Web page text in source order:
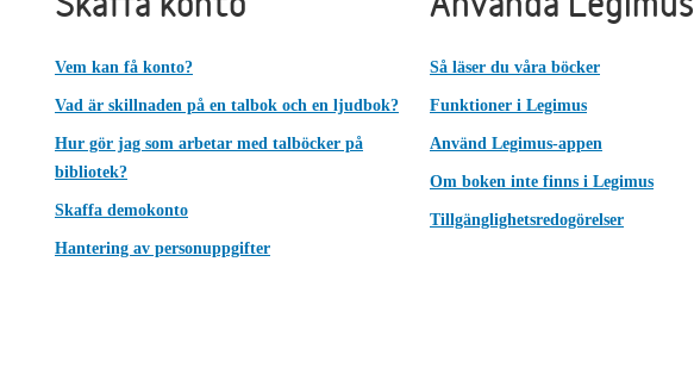
Vem kan få konto?
Vad är skillnaden på en talbok och en ljudbok?
Hur gör jag som arbetar med talböcker på
bibliotek?
Skaffa demokonto
Hantering av personuppgifter
Så läser du våra böcker
Funktioner i Legimus
Använd Legimus-appen
Om boken inte finns i Legimus
Tillgänglighetsredogörelser